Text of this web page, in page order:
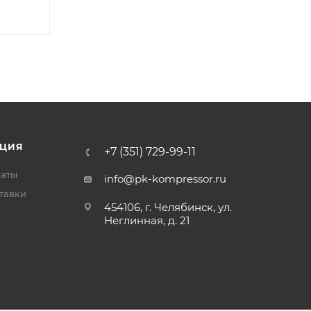
+7 (351) 729-99-11
info@pk-kompressor.ru
454106, г. Челябинск, ул.
Неглинная, д. 21